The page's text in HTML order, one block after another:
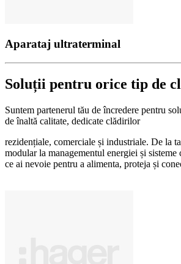
Aparataj ultraterminal
Soluții pentru orice tip de
Suntem parte­nerul tău de încre­dere pentru
de înaltă cali­tate, dedi­cate clădi­rilor
rezi­den­țiale, comer­ciale și indus­triale. De la
modular la managementul energiei și
ce ai nevoie pentru a alimenta, proteja și